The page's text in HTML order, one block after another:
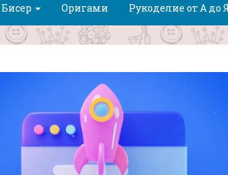
Бисер Оригами Рукоделие от А до